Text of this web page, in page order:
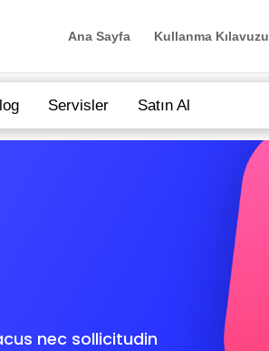
Ana Sayfa Kullanma Kılavuzu
Servisler Satın Al
nec sollicitudin